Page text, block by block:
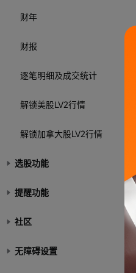
财年
财报
逐笔明细及成交统计
解锁美股LV2行情
解锁加拿大股LV2行情
选股功能
提醒功能
社区
无障碍设置